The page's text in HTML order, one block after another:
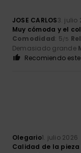
JOSE CARLOS3. julio
Muy cómoda y el
Comodidad: 5/5
Demasiado grande
Recomiendo
Olegario1. julio 2026
Calidad de la